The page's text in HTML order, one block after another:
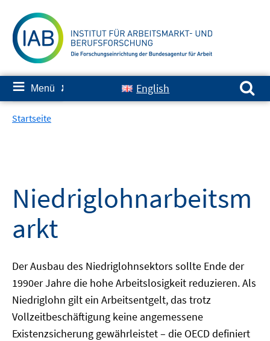
zum
Inhalt
≡ Menü ✘ English
Suchen nach:
Startseite
Niedriglohnarbeitsm
arkt
Der Ausbau des Niedriglohnsektors sollte Ende der
1990er Jahre die hohe Arbeitslosigkeit reduzieren. Als
Niedriglohn gilt ein Arbeitsentgelt, das trotz
Vollzeitbeschäftigung keine angemessene
Existenzsicherung gewährleistet – die OECD definiert